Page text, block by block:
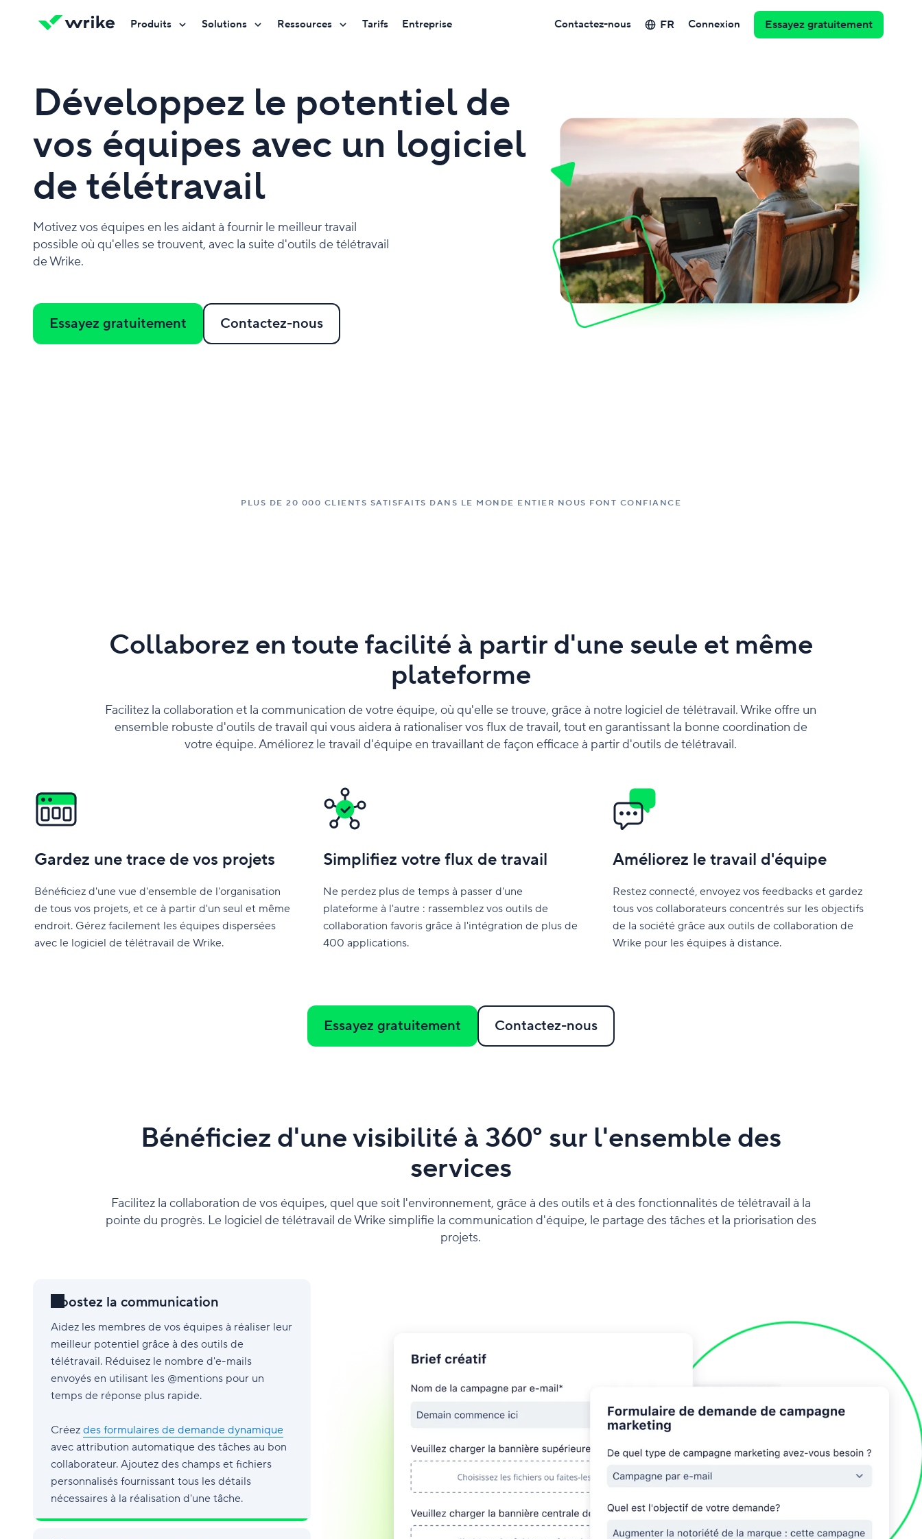
Produits Solutions Ressources Tarifs Entreprise Contactez-nous FR Connexion Essayez gratuitement
Développez le potentiel de
vos équipes avec un logiciel
de télétravail
Motivez vos équipes en les aidant à fournir le meilleur travail
possible où qu'elles se trouvent, avec la suite d'outils de télétravail
de Wrike.
Essayez gratuitement Contactez-nous
PLUS DE 20 000 CLIENTS SATISFAITS DANS LE MONDE ENTIER NOUS FONT CONFIANCE
Collaborez en toute facilité à partir d'une seule et même
plateforme
Facilitez la collaboration et la communication de votre équipe, où qu'elle se trouve, grâce à notre logiciel de télétravail. Wrike offre un
ensemble robuste d'outils de travail qui vous aidera à rationaliser vos flux de travail, tout en garantissant la bonne coordination de
votre équipe. Améliorez le travail d'équipe en travaillant de façon efficace à partir d'outils de télétravail.
Gardez une trace de vos projets
Bénéficiez d'une vue d'ensemble de l'organisation
de tous vos projets, et ce à partir d'un seul et même
endroit. Gérez facilement les équipes dispersées
avec le logiciel de télétravail de Wrike.
Simplifiez votre flux de travail
Ne perdez plus de temps à passer d'une
plateforme à l'autre : rassemblez vos outils de
collaboration favoris grâce à l'intégration de plus de
400 applications.
Améliorez le travail d'équipe
Restez connecté, envoyez vos feedbacks et gardez
tous vos collaborateurs concentrés sur les objectifs
de la société grâce aux outils de collaboration de
Wrike pour les équipes à distance.
Essayez gratuitement Contactez-nous
Bénéficiez d'une visibilité à 360° sur l'ensemble des
services
Facilitez la collaboration de vos équipes, quel que soit l'environnement, grâce à des outils et à des fonctionnalités de télétravail à la
pointe du progrès. Le logiciel de télétravail de Wrike simplifie la communication d'équipe, le partage des tâches et la priorisation des
projets.
Boostez la communication
Aidez les membres de vos équipes à réaliser leur
meilleur potentiel grâce à des outils de
télétravail. Réduisez le nombre d'e-mails
envoyés en utilisant les @mentions pour un
temps de réponse plus rapide.
Créez des formulaires de demande dynamique
avec attribution automatique des tâches au bon
collaborateur. Ajoutez des champs et fichiers
personnalisés fournissant tous les détails
nécessaires à la réalisation d'une tâche.